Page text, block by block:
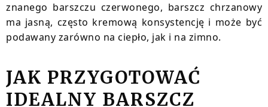
znanego barszczu czerwonego, barszcz chrzanowy
ma jasną, często kremową konsystencję i może być
podawany zarówno na ciepło, jak i na zimno.
JAK PRZYGOTOWAĆ
IDEALNY BARSZCZ